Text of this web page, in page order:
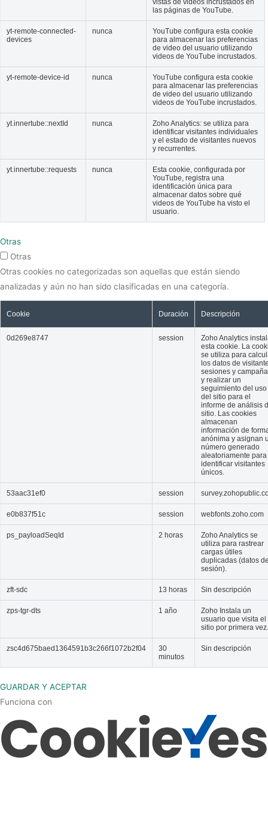
las páginas de YouTube.
yt-remote-connected-
devices
nunca
YouTube configura esta cookie
para almacenar las preferencias
de video del usuario utilizando
videos de YouTube incrustados.
yt-remote-device-id nunca
YouTube configura esta cookie
para almacenar las preferencias
de video del usuario utilizando
videos de YouTube incrustados.
yt.innertube::nextId nunca
Zoho Analytics: se utiliza para
identificar visitantes individuales
y el estado de visitantes nuevos
y recurrentes.
yt.innertube::requests nunca
Esta cookie, configurada por
YouTube, registra una
identificación única para
almacenar datos sobre qué
videos de YouTube ha visto el
usuario.
Otras
Otras
Otras cookies no categorizadas son aquellas que están siendo
analizadas y aún no han sido clasificadas en una categoría.
Cookie Duración Descripción
0d269e8747 session
Zoho Analytics
esta cookie. La
se utiliza para
los datos de
sesiones y
y realizar un
seguimiento del uso
del sitio para el
informe de análisis
sitio. Las cookies
almacenan
información de
anónima y asignan
número generado
aleatoriamente para
identificar visitantes
únicos.
53aac31ef0 session
e0b837f51c session webfonts.zoho.com
ps_payloadSeqId 2 horas
Zoho Analytics se
utiliza para rastrear
cargas útiles
duplicadas (datos
sesión).
zft-sdc 13 horas Sin descripción
zps-tgr-dts 1 año
Zoho Instala un
usuario que visita el
sitio por primera vez.
zsc4d675baed1364591b3c266f1072b2f04
30
minutos
Sin descripción
GUARDAR Y ACEPTAR
Funciona con